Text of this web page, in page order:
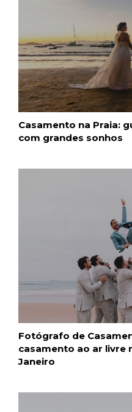
Casamento na Praia:
com grandes sonhos
Fotógrafo de
casamento ao ar livre
Janeiro